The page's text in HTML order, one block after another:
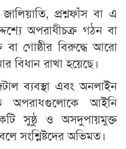
প্রশ্নফাঁস বা এ
অপরাধীচক্র গঠন বা
বা গোষ্ঠীর বিরুদ্ধে আরো
বিধান রাখা হয়েছে।
ব্যবস্থা এবং অনলাইন
অপরাধগুলোকে আইনি
সুষ্ঠু ও অসদুপায়মুক্ত
সংশ্লিষ্টদের অভিমত।